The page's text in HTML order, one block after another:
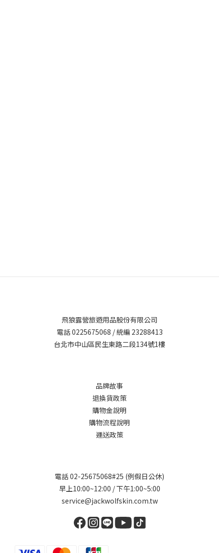
飛狼露營旅遊用品股份有限公司
電話 0225675068 / 統編 23288413
台北市中山區民生東路二段134號1樓
品牌故事
退換貨政策
購物金說明
購物流程說明
運送政策
電話 02-25675068#25 (例假日公休)
早上10:00~12:00 / 下午1:00~5:00
service@jackwolfskin.com.tw